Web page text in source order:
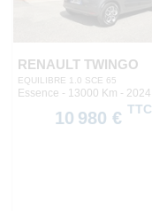
RENAULT TWINGO
EQUILIBRE 1.0 SCE 65
Essence - 13000 Km - 2024
10 980 € TTC